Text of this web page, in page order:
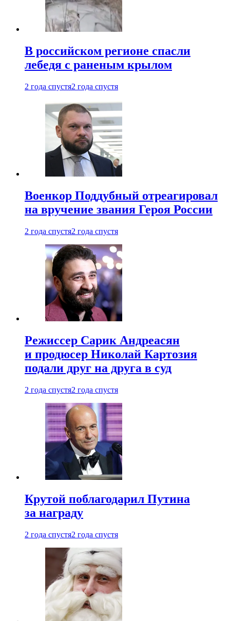
В российском регионе спасли
лебедя с раненым крылом
2 года спустя2 года спустя
Военкор Поддубный отреагировал
на вручение звания Героя России
2 года спустя2 года спустя
Режиссер Сарик Андреасян
и продюсер Николай Картозия
подали друг на друга в суд
2 года спустя2 года спустя
Крутой поблагодарил Путина
за награду
2 года спустя2 года спустя